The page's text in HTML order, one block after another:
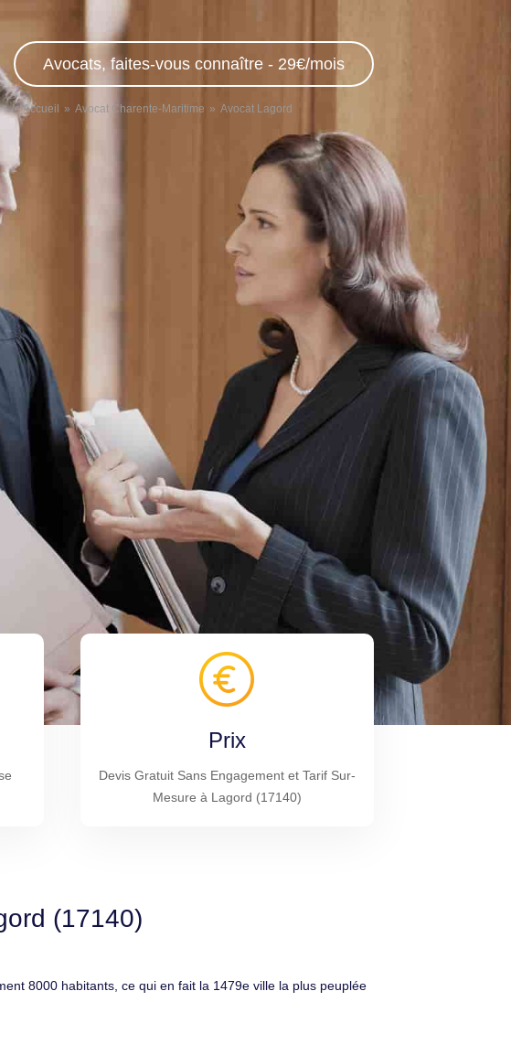
Avocats, faites-vous connaître - 29€/mois
Accueil Avocat Charente-Maritime Avocat Lagord
Prix
Devis Gratuit Sans Engagement et Tarif Sur-
Mesure à Lagord (17140)
(17140)
8000 habitants, ce qui en fait la 1479e ville la plus peuplée